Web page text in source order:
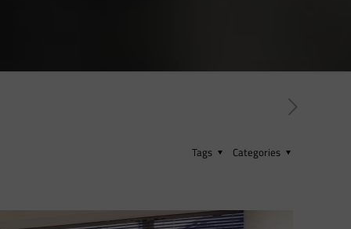
Categories
Tags